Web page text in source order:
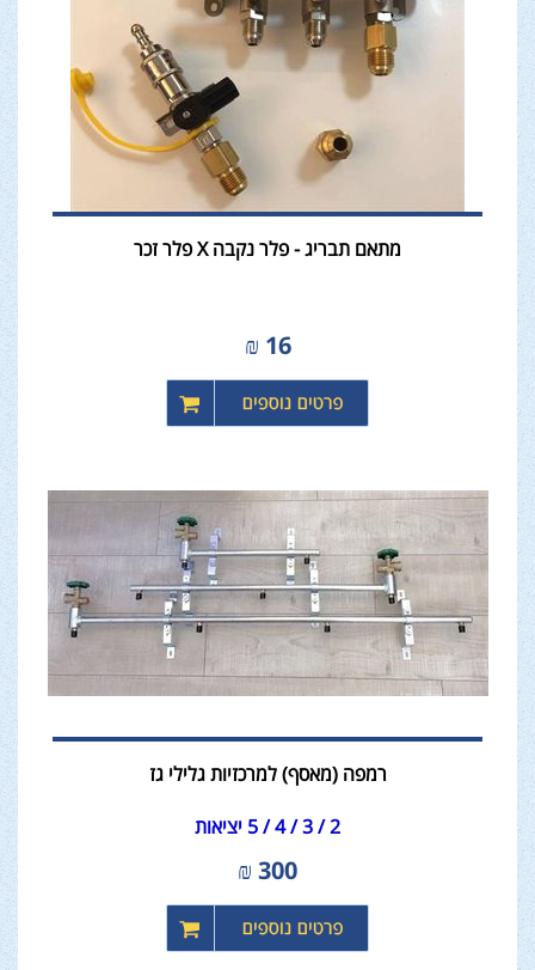
מתאם תבריג - פלר נקבה X פלר זכר
16
₪
רמפה (מאסף) למרכזיות גלילי גז
2 / 3 / 4 / 5 יציאות
300
₪